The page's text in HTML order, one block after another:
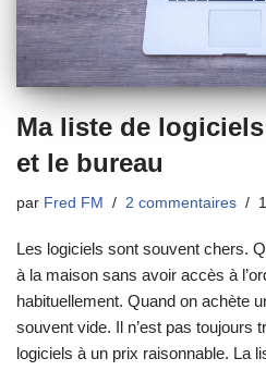
Ma liste de
et le bureau
par Fred FM 2 commentaires
Les logiciels sont souvent chers.
à la maison sans avoir accès à
habituellement. Quand on achète
souvent vide. Il n’est pas toujours
logiciels à un prix raisonnable. La